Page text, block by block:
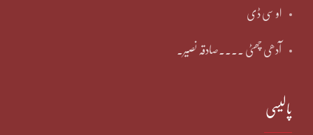
او سی ڈی
آدھی چھٹی ۔۔۔۔صادقہ نصیر۔
پالیسی